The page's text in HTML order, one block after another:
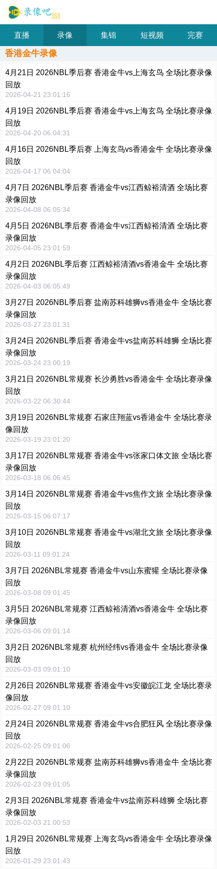
直播 录像 集锦 短视频 完赛
香港金牛录像
4月21日 2026NBL季后赛 香港金牛vs上海玄鸟 全场比赛录像
回放
2026-04-21 23:01:16
4月19日 2026NBL季后赛 香港金牛vs上海玄鸟 全场比赛录像
回放
2026-04-20 06:04:31
4月16日 2026NBL季后赛 上海玄鸟vs香港金牛 全场比赛录像
回放
2026-04-17 06:04:04
4月7日 2026NBL季后赛 香港金牛vs江西鲸裕清酒 全场比赛
录像回放
2026-04-08 06:05:34
4月5日 2026NBL季后赛 香港金牛vs江西鲸裕清酒 全场比赛
录像回放
2026-04-05 23:01:59
4月2日 2026NBL季后赛 江西鲸裕清酒vs香港金牛 全场比赛
录像回放
2026-04-03 06:05:49
3月27日 2026NBL季后赛 盐南苏科雄狮vs香港金牛 全场比赛
录像回放
2026-03-27 23:01:31
3月24日 2026NBL季后赛 香港金牛vs盐南苏科雄狮 全场比赛
录像回放
2026-03-24 23:00:19
3月21日 2026NBL常规赛 长沙勇胜vs香港金牛 全场比赛录像
回放
2026-03-22 06:30:44
3月19日 2026NBL常规赛 石家庄翔蓝vs香港金牛 全场比赛录
像回放
2026-03-19 23:01:20
3月17日 2026NBL常规赛 香港金牛vs张家口体文旅 全场比赛
录像回放
2026-03-18 06:06:45
3月14日 2026NBL常规赛 香港金牛vs焦作文旅 全场比赛录像
回放
2026-03-15 06:07:17
3月10日 2026NBL常规赛 香港金牛vs湖北文旅 全场比赛录像
回放
2026-03-11 09:01:24
3月7日 2026NBL常规赛 香港金牛vs山东蜜獾 全场比赛录像
回放
2026-03-08 09:01:45
3月5日 2026NBL常规赛 江西鲸裕清酒vs香港金牛 全场比赛
录像回放
2026-03-06 09:01:14
3月2日 2026NBL常规赛 杭州经纬vs香港金牛 全场比赛录像
回放
2026-03-03 09:01:10
2月26日 2026NBL常规赛 香港金牛vs安徽皖江龙 全场比赛录
像回放
2026-02-27 09:01:10
2月24日 2026NBL常规赛 香港金牛vs合肥狂风 全场比赛录像
回放
2026-02-25 09:01:06
2月22日 2026NBL常规赛 盐南苏科雄狮vs香港金牛 全场比赛
录像回放
2026-02-23 09:01:05
2月3日 2026NBL常规赛 香港金牛vs盐南苏科雄狮 全场比赛
录像回放
2026-02-03 21:00:53
1月29日 2026NBL常规赛 上海玄鸟vs香港金牛 全场比赛录像
回放
2026-01-29 23:01:43